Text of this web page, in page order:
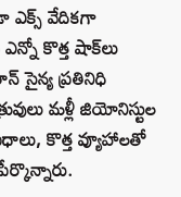
ఎక్స్ వేదికగా
ఎన్నో కొత్త షాక్‌లు
సైన్య ప్రతినిధి
మళ్లీ జియోనిస్టుల
కొత్త వ్యూహాలతో